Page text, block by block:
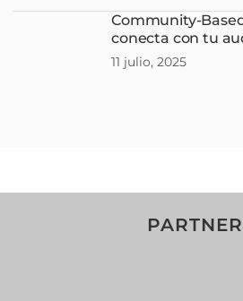
Community-
conecta con tu
11 julio, 2025